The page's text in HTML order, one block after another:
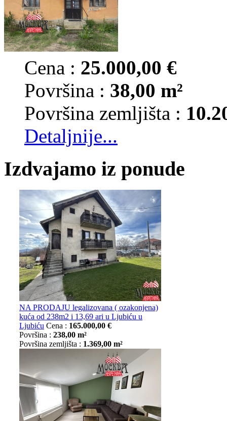
Cena : 25.000,00 €
Površina : 38,00 m²
Površina zemljišta :
Detaljnije...
Izdvajamo iz ponude
NA PRODAJU legalizovana ( ozakonjena)
kuća od 238m2 i 13,69 ari u Ljubiću u
Ljubiću Cena : 165.000,00 €
Površina : 238,00 m²
Površina zemljišta : 1.369,00 m²